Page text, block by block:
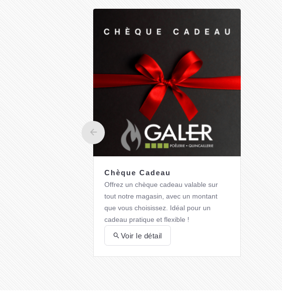
Chèque Cadeau
Offrez un chèque cadeau valable sur
tout notre magasin, avec un montant
que vous choisissez. Idéal pour un
cadeau pratique et flexible !
Voir le détail